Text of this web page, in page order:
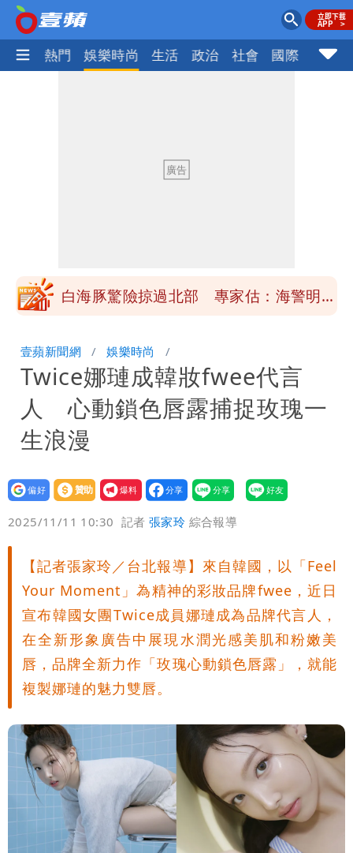
焦點 熱門 娛樂時尚 生活 政治 社會 國際 財經
「終於能交代」 捐500萬獎學金延續愛
白海豚颱風逼近！鄭明典示警「恐遇黑潮
砸重金再買一整桌卡盒
白海豚驚險掠過北部 專家估：海警明發
「終於能交代」 捐500萬獎學金延續愛
白海豚颱風逼近！鄭明典示警「恐遇黑潮
變強」 路徑分歧藏警訊：不利強度維持
壹蘋新聞網 娛樂時尚
Twice娜璉成韓妝fwee代言
人 心動鎖色唇露捕捉玫瑰一
生浪漫
設為
贊助
我要
爆料
2025/11/11 10:30 記者張家玲 綜合報導
【記者張家玲／台北報導】來自韓國，以「Feel
Your Moment」為精神的彩妝品牌fwee，近日
宣布韓國女團Twice成員娜璉成為品牌代言人，
在全新形象廣告中展現水潤光感美肌和粉嫩美
唇，品牌全新力作「玫瑰心動鎖色唇露」，就能
複製娜璉的魅力雙唇。